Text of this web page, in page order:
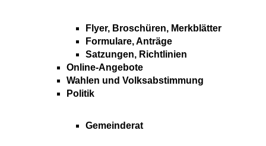
Flyer, Broschüren, Merkblätter
Formulare, Anträge
Satzungen, Richtlinien
Online-Angebote
Wahlen und Volksabstimmung
Politik
Gemeinderat